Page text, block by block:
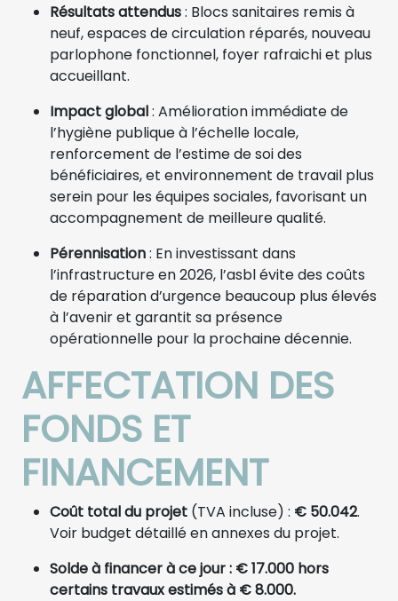
Résultats attendus: Blocs sanitaires remis à
neuf, espaces de circulation réparés, nouveau
parlophone fonctionnel, foyer rafraichi et plus
accueillant.
Impact global: Amélioration immédiate de
l’hygiène publique à l’échelle locale,
renforcement de l’estime de soi des
bénéficiaires, et environnement de travail plus
serein pour les équipes sociales, favorisant un
accompagnement de meilleure qualité.
Pérennisation: En investissant dans
l’infrastructure en 2026, l’asbl évite des coûts
de réparation d’urgence beaucoup plus élevés
à l’avenir et garantit sa présence
opérationnelle pour la prochaine décennie.
AFFECTATION DES
FONDS ET
FINANCEMENT
Coût total du projet (TVA incluse) : € 50.042.
Voir budget détaillé en annexes du projet.
Solde à financer à ce jour : € 17.000 hors
certains travaux estimés à € 8.000.